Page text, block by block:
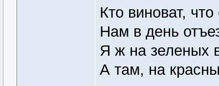
Кто виноват,
Нам в день
Я ж на зеленых
А там, на